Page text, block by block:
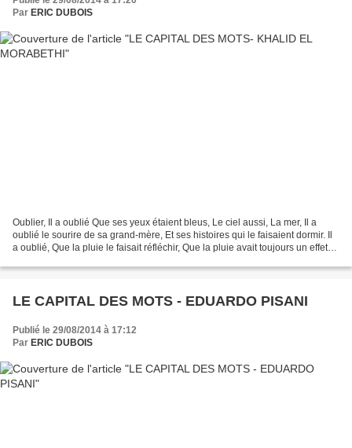
Par ERIC DUBOIS
Oublier, Il a oublié Que ses yeux étaient bleus, Le ciel aussi, La mer, Il a
oublié le sourire de sa grand-mère, Et ses histoires qui le faisaient dormir. Il
a oublié, Que la pluie le faisait réfléchir, Que la pluie avait toujours un effet
LE CAPITAL DES MOTS - EDUARDO PISANI
Publié le 29/08/2014 à 17:12
Par ERIC DUBOIS